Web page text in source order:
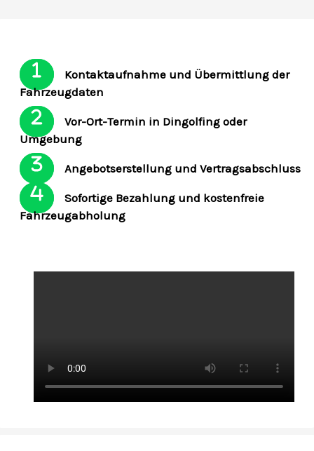
Kontaktaufnahme und Übermittlung der
Fahrzeugdaten
Vor-Ort-Termin in Dingolfing oder
Umgebung
Angebotserstellung und Vertragsabschluss
Sofortige Bezahlung und kostenfreie
Fahrzeugabholung